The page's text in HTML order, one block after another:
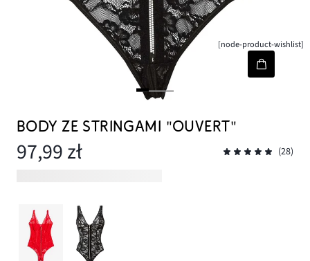
[node-product-wishlist]
BODY ZE STRINGAMI "OUVERT"
97,99 zł (28)